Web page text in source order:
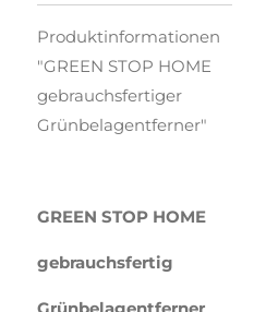
Produktinformationen
"GREEN STOP HOME
gebrauchsfertiger
Grünbelagentferner"
GREEN STOP HOME
gebrauchsfertig